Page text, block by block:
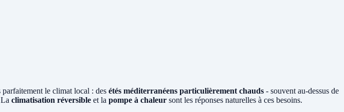
parfaitement le climat local : des étés méditerranéens particulièrement chauds - souvent au-dessus de
climatisation réversible et la pompe à chaleur sont les réponses naturelles à ces besoins.